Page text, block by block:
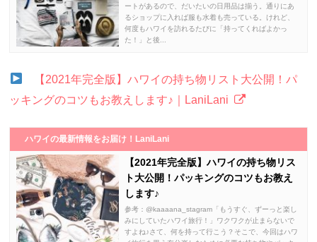
ートがあるので、だいたいの日用品は揃う。通りにあ
るショップに入れば服も水着も売っている。けれど、
何度もハワイを訪れるたびに「持ってくればよかっ
た！」と後...
【2021年完全版】ハワイの持ち物リスト大公開！パ
ッキングのコツもお教えします♪｜LaniLani
ハワイの最新情報をお届け！LaniLani
【2021年完全版】ハワイの持ち物リス
ト大公開！パッキングのコツもお教え
します♪
参考：@kaaaana_stagram「もうすぐ、ずーっと楽し
みにしていたハワイ旅行！」ワクワクが止まらないで
すよね♪さて、何を持って行こう？そこで、今回はハワ